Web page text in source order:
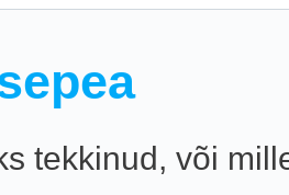
tekkinud, või